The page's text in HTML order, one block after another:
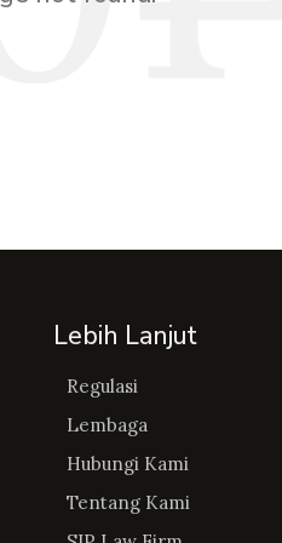
Lebih Lanjut
Regulasi
Lembaga
Hubungi Kami
Tentang Kami